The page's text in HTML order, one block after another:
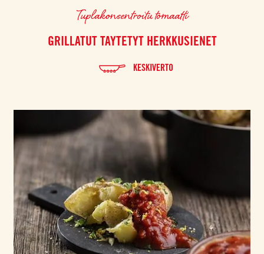
Tuplakonsentroitu tomaatti
GRILLATUT TAYTETYT HERKKUSIENET
KESKIVERTO